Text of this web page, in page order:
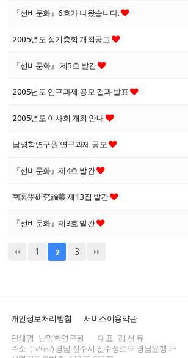
『선비문화』6호가 나왔습니다.
2005년도 정기총회 개최공고
『선비문화』 제5호 발간
2005년도 연구과제 공모 결과 발표
2005년도 이사회 개최 안내
남명학연구원 연구과제 공모
『선비문화』제4호 발간
南冥學硏究論叢 제13집 발간
『선비문화』제3호 발간
1 2 3
개인정보처리방침
서비스이용약관
단체명 남명학연구원 대표 김 선 유
주소 (52682) 경남 진주시 진주성로62 경남은행 2F